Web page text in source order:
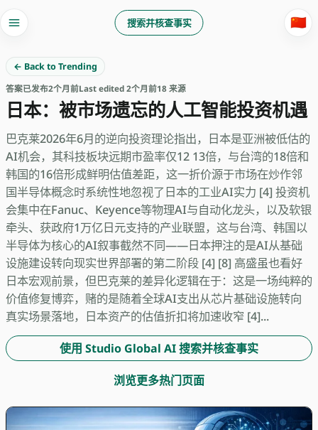
搜索并核查事实 🇨🇳
← Back to Trending
答案已发布2个月前Last edited 2个月前18 来源
日本：被市场遗忘的人工智能投资机遇
巴克莱2026年6月的逆向投资理论指出，日本是亚洲被低估的
AI机会，其科技板块远期市盈率仅12 13倍，与台湾的18倍和
韩国的16倍形成鲜明估值差距，这一折价源于市场在炒作邻
国半导体概念时系统性地忽视了日本的工业AI实力 [4] 投资机
会集中在Fanuc、Keyence等物理AI与自动化龙头，以及软银
牵头、获政府1万亿日元支持的产业联盟，这与台湾、韩国以
半导体为核心的AI叙事截然不同——日本押注的是AI从基础
设施建设转向现实世界部署的第二阶段 [4] [8] 高盛虽也看好
日本宏观前景，但巴克莱的差异化逻辑在于：这是一场纯粹的
价值修复博弈，赌的是随着全球AI支出从芯片基础设施转向
真实场景落地，日本资产的估值折扣将加速收窄 [4]...
使用 Studio Global AI 搜索并核查事实
浏览更多热门页面